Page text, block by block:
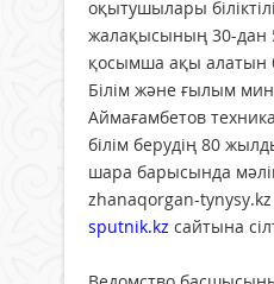
оқытушылары
жалақысының 30-дан
қосымша ақы алатын
Білім және ғылым
Аймағамбетов
білім берудің 80
шара барысында
zhanaqorgan-tynysy.kz
sputnik.kz сайтына